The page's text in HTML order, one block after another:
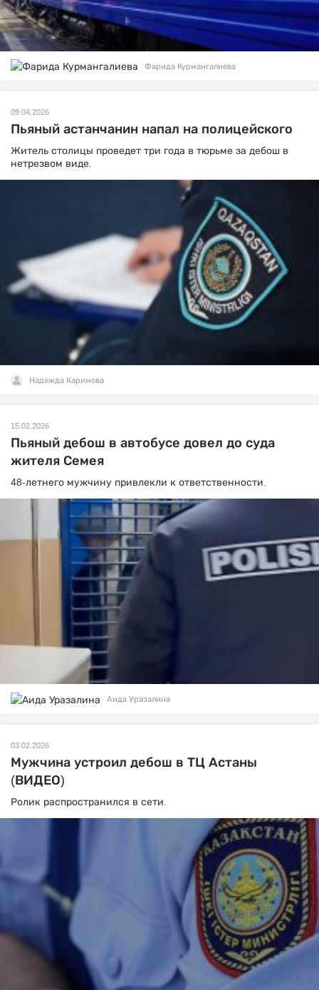
Фарида Курмангалиева
09.04.2026
Пьяный астанчанин напал на полицейского
Житель столицы проведет три года в тюрьме за дебош в
нетрезвом виде.
Надежда Каримова
15.02.2026
Пьяный дебош в автобусе довел до суда
жителя Семея
48-летнего мужчину привлекли к ответственности.
Аида Уразалина
03.02.2026
Мужчина устроил дебош в ТЦ Астаны
(ВИДЕО)
Ролик распространился в сети.